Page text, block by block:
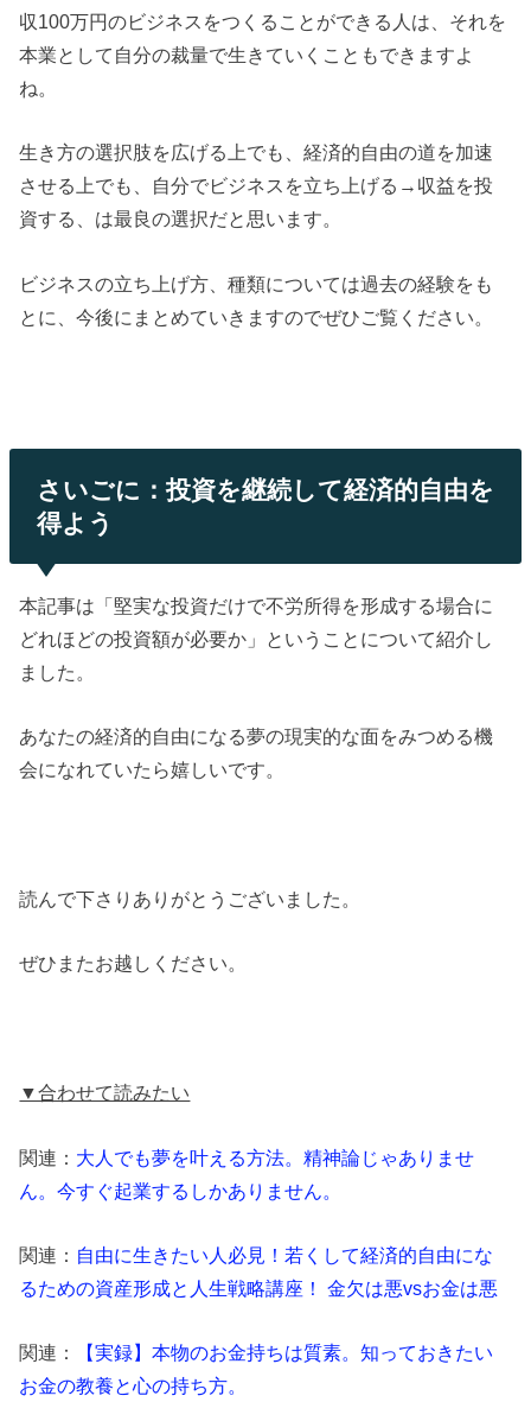
収100万円のビジネスをつくることができる人は、それを
本業として自分の裁量で生きていくこともできますよ
ね。
生き方の選択肢を広げる上でも、経済的自由の道を加速
させる上でも、自分でビジネスを立ち上げる→収益を投
資する、は最良の選択だと思います。
ビジネスの立ち上げ方、種類については過去の経験をも
とに、今後にまとめていきますのでぜひご覧ください。
さいごに：投資を継続して経済的自由を
得よう
本記事は「堅実な投資だけで不労所得を形成する場合に
どれほどの投資額が必要か」ということについて紹介し
ました。
あなたの経済的自由になる夢の現実的な面をみつめる機
会になれていたら嬉しいです。
読んで下さりありがとうございました。
ぜひまたお越しください。
▼合わせて読みたい
関連： 大人でも夢を叶える方法。精神論じゃありませ
ん。今すぐ起業するしかありません。
関連： 自由に生きたい人必見！若くして経済的自由にな
るための資産形成と人生戦略講座！ 金欠は悪vsお金は悪
関連：
【実録】本物のお金持ちは質素。知っておきたい
お金の教養と心の持ち方。